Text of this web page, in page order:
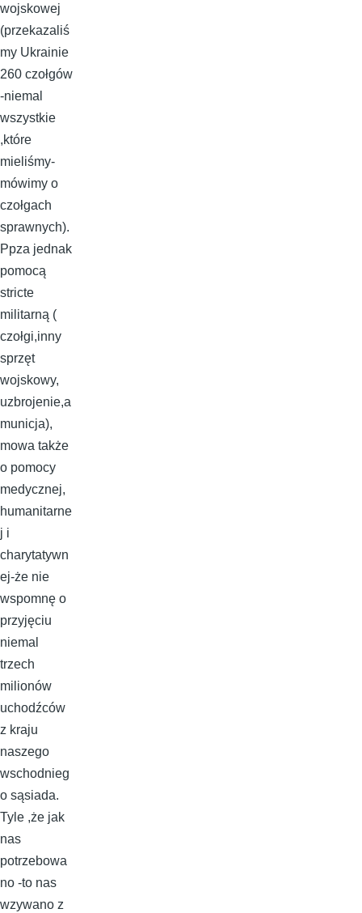
wojskowej
(przekazaliś
my Ukrainie
260 czołgów
-niemal
wszystkie
,które
mieliśmy-
mówimy o
czołgach
sprawnych).
Ppza jednak
pomocą
stricte
militarną (
czołgi,inny
sprzęt
wojskowy,
uzbrojenie,a
municja),
mowa także
o pomocy
medycznej,
humanitarne
j i
charytatywn
ej-że nie
wspomnę o
przyjęciu
niemal
trzech
milionów
uchodźców
z kraju
naszego
wschodnieg
o sąsiada.
Tyle ,że jak
nas
potrzebowa
no -to nas
wzywano z